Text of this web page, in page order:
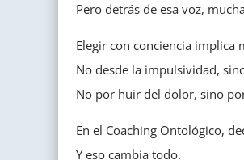
Pero detrás de esa voz,
Elegir con conciencia
No desde la impulsividad,
No por huir del dolor, sino
En el Coaching Ontológico,
Y eso cambia todo.